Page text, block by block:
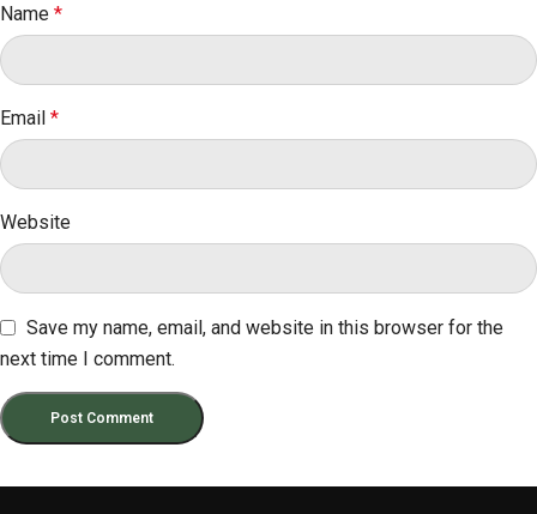
Name *
Email *
Website
Save my name, email, and website in this browser for the
next time I comment.